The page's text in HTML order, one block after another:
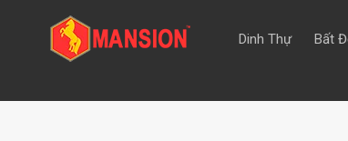
Dinh Thự Bất